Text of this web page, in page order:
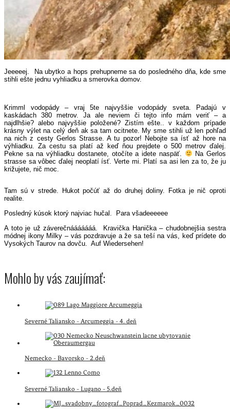
Jeeeeej.
Na ubytko a hops prehupneme sa do posledného dňa, kde sme
stihli ešte jednu vyhliadku a smerovka domov.
Krimml vodopády – vraj 5te najvyššie vodopády sveta. Padajú v
kaskádach 380 metrov. Ja ale neviem či tejto info mám veriť – a
najdlhšie? alebo najvyššie položené? Zistím ešte.. v každom prípade
krásny výlet na celý deň ak sa tam ocitnete. My sme stihli už len pohľad
na nich z cesty Gerlos Strasse. A tu pozor! Nebojte sa ísť až hore na
výhliadku. Za cestu sa platí až keď ňou prejdete o 500 metrov ďalej.
Pekne sa na výhliadku dostanete, otočíte a idete naspäť.
Na Gerlos
strasse sa vôbec ďalej neoplatí ísť. Verte mi. Platí sa asi len za to, že ju
križujete, nič moc.
Tam sú v strede. Hukot počúť až do druhej doliny. Fotka je nič oproti
realite.
Posledný kúsok ktorý najviac hučal.
Para všadeeeeee
A toto je už záverečnááááááá.
Kravička Hanička – chudobnejšia sestra
módnej ikony Milky – vás pozdravuje a že sa teší na vás, keď prídete do
Vysokých Taurov na dovču.
Auf Wiedersehen!
Mohlo by vás zaujímať:
Severné Taliansko - Arcumeggia - 4. deň
Nemecko - Bavorsko - 2.deň
Severné Taliansko - Lugano - 5.deň